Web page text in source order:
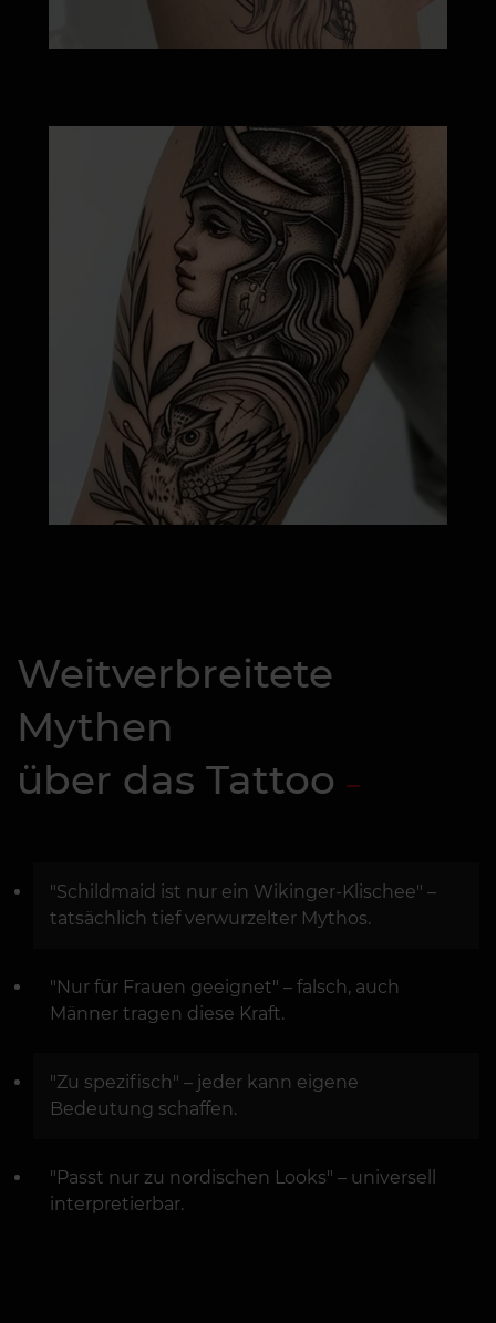
Weitverbreitete
Mythen
über das Tattoo
"Schildmaid ist nur ein Wikinger-Klischee" –
tatsächlich tief verwurzelter Mythos.
"Nur für Frauen geeignet" – falsch, auch
Männer tragen diese Kraft.
"Zu spezifisch" – jeder kann eigene
Bedeutung schaffen.
"Passt nur zu nordischen Looks" – universell
interpretierbar.